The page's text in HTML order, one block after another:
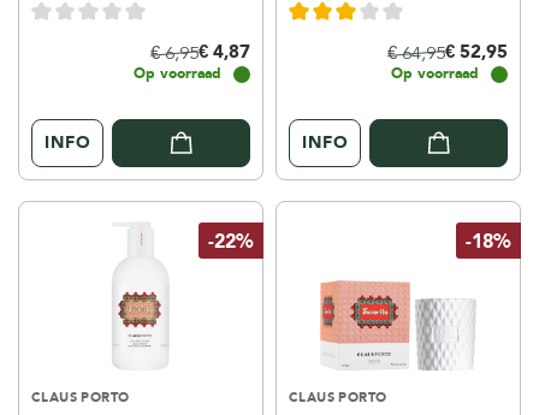
€ 6,95€ 4,87
Op voorraad
INFO
€ 64,95€ 52,95
Op voorraad
INFO
-22%
CLAUS PORTO
-18%
CLAUS PORTO